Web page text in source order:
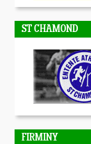
ST CHAMOND
FIRMINY